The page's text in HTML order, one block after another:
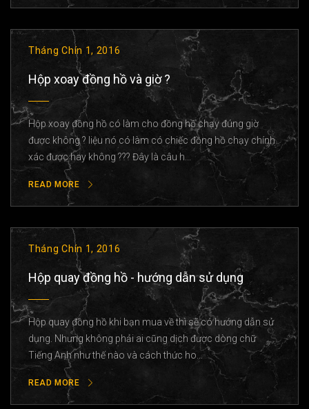
Tháng Chín 1, 2016
Hộp xoay đồng hồ và giờ ?
Hộp xoay đồng hồ có làm cho đồng hồ chạy đúng giờ
được không ? liệu nó có làm có chiếc đồng hồ chạy chính
xác được hay không ??? Đây là câu h...
READ MORE
Tháng Chín 1, 2016
Hộp quay đồng hồ - hướng dẫn sử dụng
Hộp quay đồng hồ khi bạn mua về thì sẽ có hướng dẫn sử
dụng. Nhưng không phải ai cũng dịch được dòng chữ
Tiếng Anh như thế nào và cách thức ho...
READ MORE